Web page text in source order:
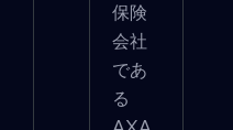
保険
会社
であ
る